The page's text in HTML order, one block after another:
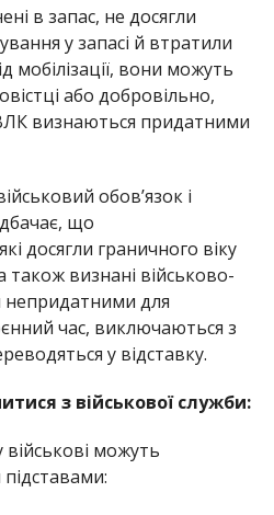
в запас, не досягли
у запасі й втратили
мобілізації, вони можуть
або добровільно,
визнаються придатними
обов’язок і
що
досягли граничного віку
також визнані військово-
непридатними для
час, виключаються з
у відставку.
з військової служби:
військові можуть